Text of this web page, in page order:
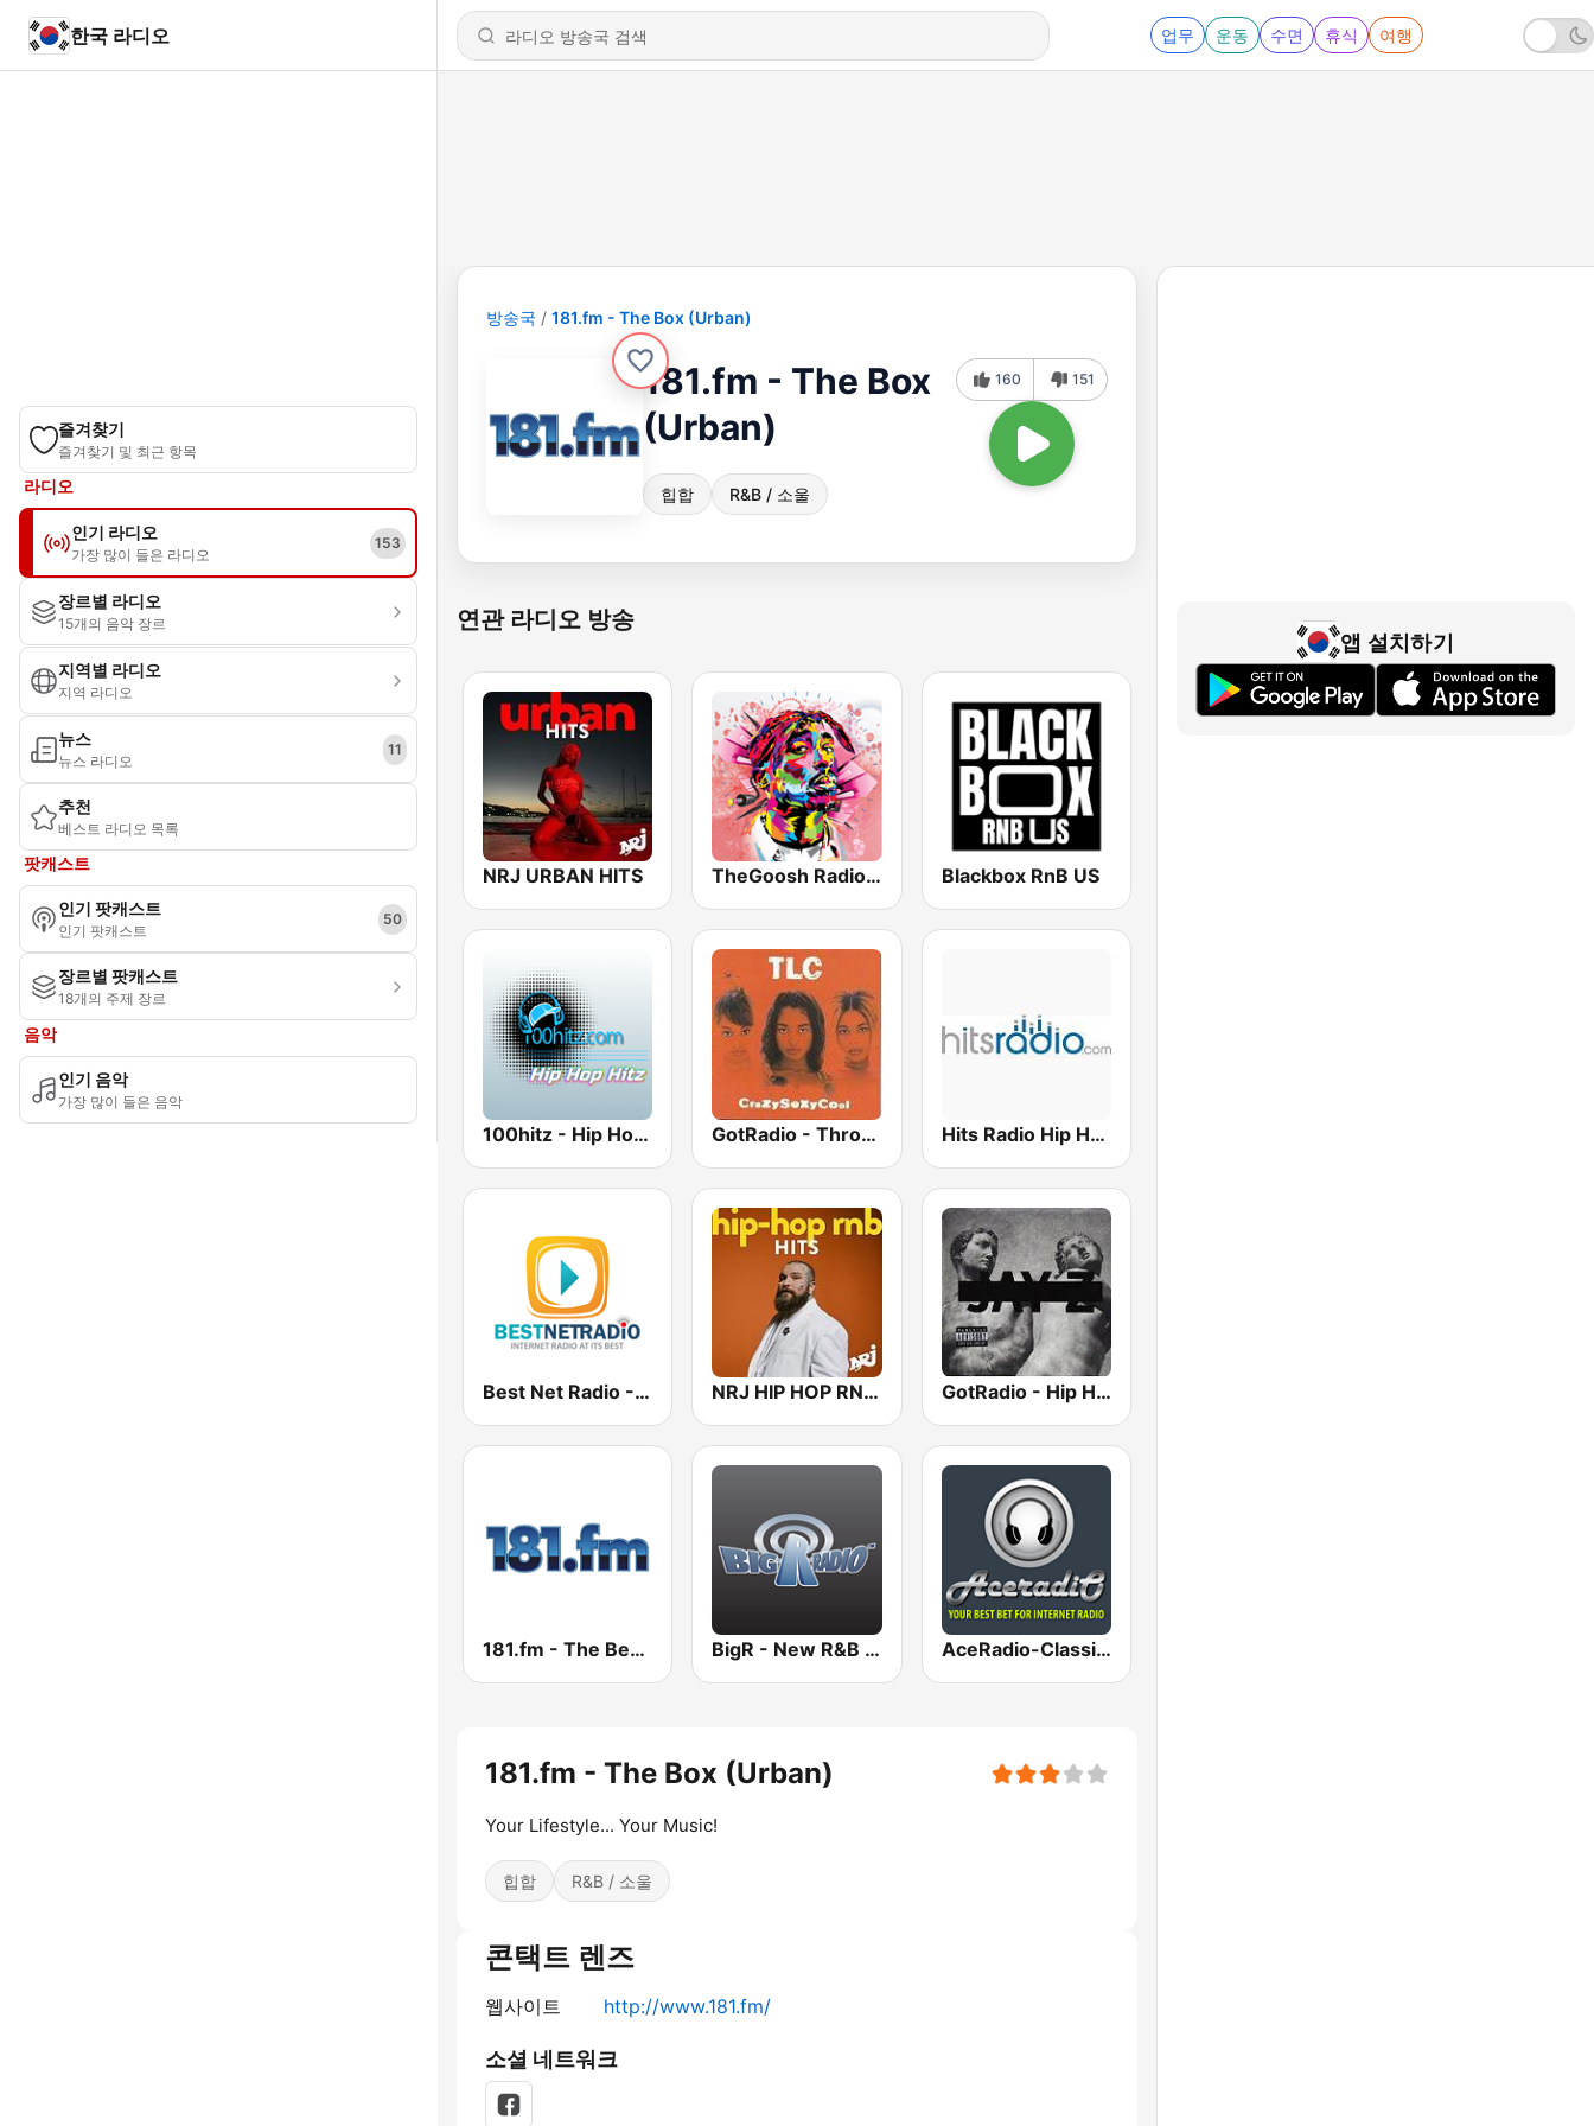
한국 라디오 업무 운동 수면 휴식 여행
즐겨찾기
즐겨찾기 및 최근 항목
라디오
인기 라디오
가장 많이 들은 라디오
153
장르별 라디오
15개의 음악 장르
지역별 라디오
지역 라디오
뉴스
뉴스 라디오
11
추천
베스트 라디오 목록
팟캐스트
인기 팟캐스트
인기 팟캐스트
50
장르별 팟캐스트
18개의 주제 장르
음악
인기 음악
가장 많이 들은 음악
방송국 181.fm - The Box (Urban)
181.fm - The Box
(Urban)
힙합 R&B / 소울
160 151
연관 라디오 방송
NRJ URBAN HITS TheGoosh Radio - R&B Blackbox RnB US
100hitz - Hip Hop Hitz GotRadio - Throwback Jamz Hits Radio Hip Hop / RnB
Best Net Radio - R&B NRJ HIP HOP RNB HITS GotRadio - Hip Hop Stop
181.fm - The Beat (HipHop/R&B) BigR - New R&B Hits AceRadio-Classic RnB
181.fm - The Box (Urban)
Your Lifestyle... Your Music!
힙합 R&B / 소울
콘택트 렌즈
웹사이트 http://www.181.fm/
소셜 네트워크
앱 설치하기